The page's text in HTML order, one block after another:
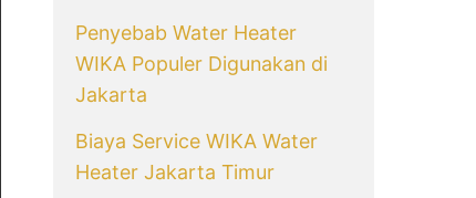
Penyebab Water Heater
WIKA Populer Digunakan di
Jakarta
Biaya Service WIKA Water
Heater Jakarta Timur